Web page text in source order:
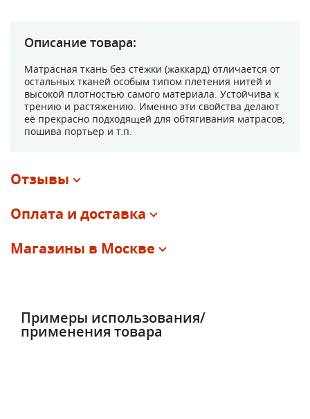
Описание товара:
Матрасная ткань без стёжки (жаккард) отличается от
остальных тканей особым типом плетения нитей и
высокой плотностью самого материала. Устойчива к
трению и растяжению. Именно эти свойства делают
её прекрасно подходящей для обтягивания матрасов,
пошива портьер и т.п.
Отзывы
Оплата и доставка
Магазины в Москве
Примеры использования/
применения товара